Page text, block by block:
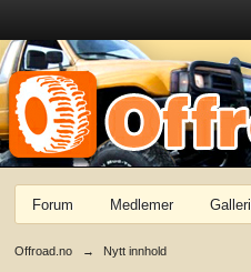
Forum Medlemer Galleri
Offroad.no → Nytt innhold